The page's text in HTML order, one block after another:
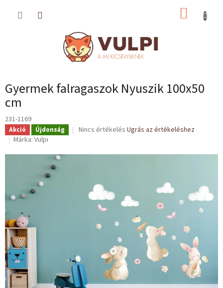
KOSÁR
Gyermek falragaszok Nyuszik 100x50
cm
231-1169
Akció Újdonság
A
értékelése
csillag.
Nincs értékelés Ugrás az értékeléshez
Márka: Vulpi